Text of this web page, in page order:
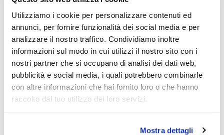
Utilizziamo i cookie per personalizzare contenuti ed
annunci, per fornire funzionalità dei social media e per
analizzare il nostro traffico. Condividiamo inoltre
informazioni sul modo in cui utilizzi il nostro sito con i
nostri partner che si occupano di analisi dei dati web,
pubblicità e social media, i quali potrebbero combinarle
con altre informazioni che hai fornito loro o che hanno
raccolto dal tuo utilizzo dei loro servizi.
Mostra dettagli
pesafiltro completo corrispondente.
Documentazione tecnica
TDS / Scheda tecnica
Registrati per i download
COA
Registrati per i download
SDS / Scheda di
Sicurezza
Registrati per i download